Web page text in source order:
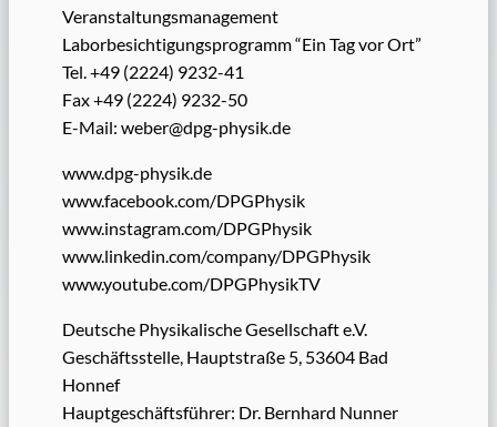
Veranstaltungsmanagement
Laborbesichtigungsprogramm “Ein Tag vor Ort”
Tel. +49 (2224) 9232-41
Fax +49 (2224) 9232-50
E-Mail: weber@dpg-physik.de
www.dpg-physik.de
www.facebook.com/DPGPhysik
www.instagram.com/DPGPhysik
www.linkedin.com/company/DPGPhysik
www.youtube.com/DPGPhysikTV
Deutsche Physikalische Gesellschaft e.V.
Geschäftsstelle, Hauptstraße 5, 53604 Bad
Honnef
Hauptgeschäftsführer: Dr. Bernhard Nunner